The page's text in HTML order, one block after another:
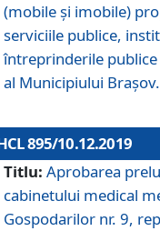
(mobile și imobile)
serviciile publice,
întreprinderile
al Municipiului Brașov.
895/10.12.2019
Titlu: Aprobarea
cabinetului medical
Gospodarilor nr. 9,